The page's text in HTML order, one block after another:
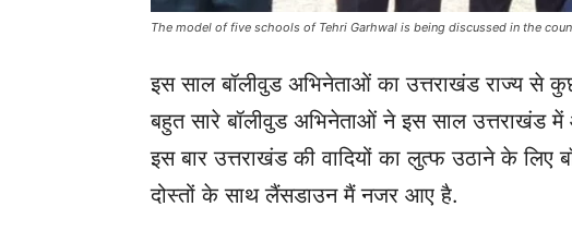
The model of five schools of Tehri Garhwal is being discussed in the
इस साल बॉलीवुड अभिनेताओं का उत्तराखंड राज्य से
बहुत सारे बॉलीवुड अभिनेताओं ने इस साल उत्तराखंड में
इस बार उत्तराखंड की वादियों का लुत्फ उठाने के
दोस्तों के साथ लैंसडाउन मैं नजर आए है.